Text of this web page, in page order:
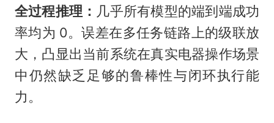
全过程推理： 几乎所有模型的端到端成功
率均为 0。误差在多任务链路上的级联放
大，凸显出当前系统在真实电器操作场景
中仍然缺乏足够的鲁棒性与闭环执行能
力。